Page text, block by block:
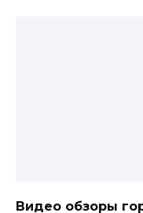
Видео обзоры